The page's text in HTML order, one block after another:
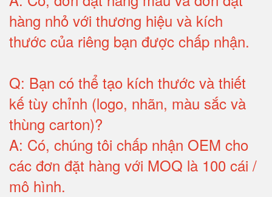
hàng nhỏ với thương hiệu và kích
thước của riêng bạn được chấp nhận.
Q: Bạn có thể tạo kích thước và thiết
kế tùy chỉnh (logo, nhãn, màu sắc và
thùng carton)?
A: Có, chúng tôi chấp nhận OEM cho
các đơn đặt hàng với MOQ là 100 cái /
mô hình.